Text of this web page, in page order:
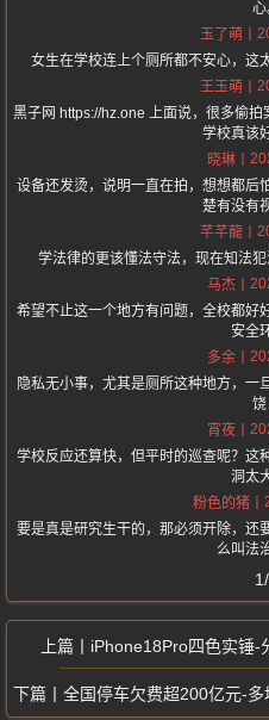
心
玉了萌
女生在学校连上个厕所都不安心，这
王玉萌
黑子网 https://hz.one 上面说，很多偷拍
学校真该
晓琳
设备还发烫，说明一直在拍，想想都后
楚有没有
芊芊龍
学法律的更该懂法守法，现在知法
马杰
希望不止这一个地方有问题，全校都好
安全
多余
隐私无小事，尤其是厕所这种地方，一
饶
宵夜
学校反应还算快，但平时的巡查呢？这
洞太
粉色的猪
要是真是研究生干的，那必须开除，还
么叫法
iPhone18Pro四色实锤-
全国停车欠费超200亿元-多地重